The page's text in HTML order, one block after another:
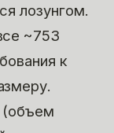
лозунгом.
~753
к
(объем